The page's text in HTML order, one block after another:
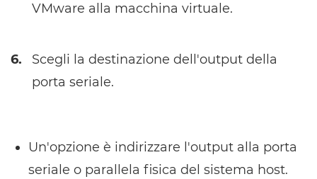
VMware alla macchina virtuale.
6.
Scegli la destinazione dell'output della
porta seriale.
Un'opzione è indirizzare l'output alla porta
seriale o parallela fisica del sistema host.